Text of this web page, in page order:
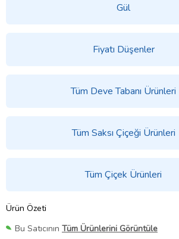
Gül
Fiyatı Düşenler
Tüm Deve Tabanı Ürünleri
Tüm Saksı Çiçeği Ürünleri
Tüm Çiçek Ürünleri
Ürün Özeti
Bu Satıcının Tüm Ürünlerini Görüntüle